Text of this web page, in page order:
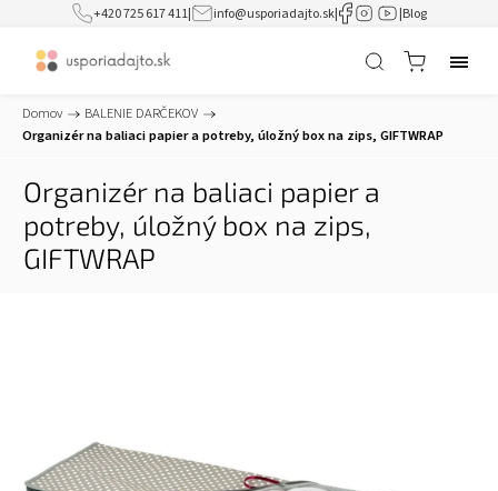
+420 725 617 411| info@usporiadajto.sk| |Blog
Domov / BALENIE DARČEKOV /
Organizér na baliaci papier a potreby, úložný box na zips, GIFTWRAP
Organizér na baliaci papier a
potreby, úložný box na zips,
GIFTWRAP